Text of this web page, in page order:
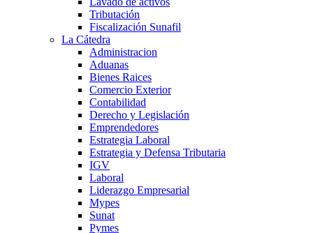
Tributación
Fiscalización Sunafil
La Cátedra
Administracion
Aduanas
Bienes Raices
Comercio Exterior
Contabilidad
Derecho y Legislación
Emprendedores
Estrategia Laboral
Estrategia y Defensa Tributaria
IGV
Laboral
Liderazgo Empresarial
Mypes
Sunat
Pymes